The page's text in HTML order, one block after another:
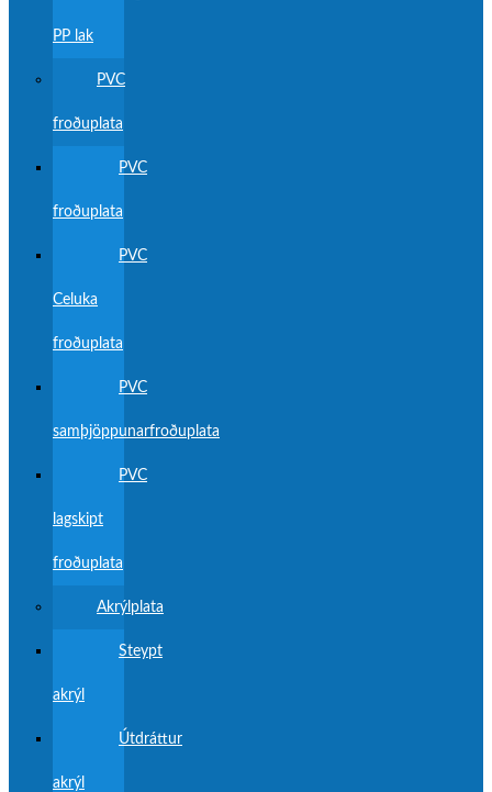
PP lak
PVC
froðuplata
PVC
froðuplata
PVC
Celuka
froðuplata
PVC
samþjöppunarfroðuplata
PVC
lagskipt
froðuplata
Akrýlplata
Steypt
akrýl
Útdráttur
akrýl